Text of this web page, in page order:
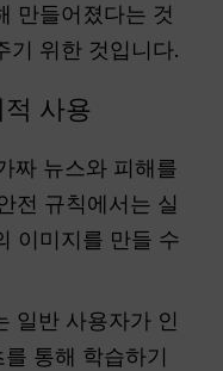
만들어졌다는 것
기 위한 것입니다.
사용
짜 뉴스와 피해를
전 규칙에서는 실
이미지를 만들 수
일반 사용자가 인
통해 학습하기